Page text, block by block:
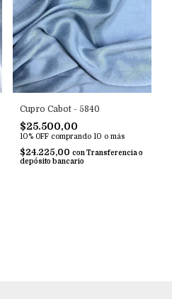
Cupro Cabot - 5840
$25.500,00
10% OFF comprando 10 o más
$24.225,00 con Transferencia o
depósito bancario